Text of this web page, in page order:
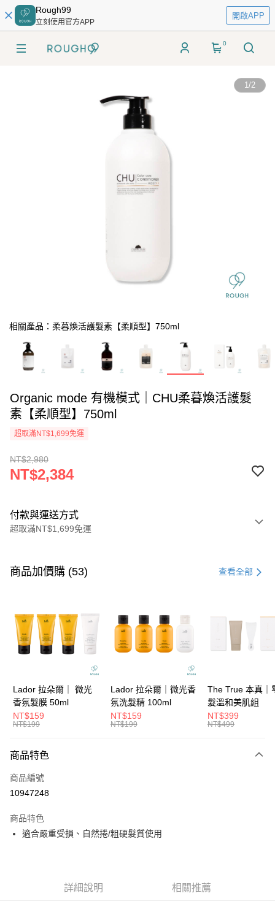
Rough99
立刻使用官方APP
開啟APP
0
1/2
相關產品：柔暮煥活護髮素【柔順型】750ml
Organic mode 有機模式｜CHU柔暮煥活護髮
素【柔順型】750ml
超取滿NT$1,699免運
NT$2,980
NT$2,384
付款與運送方式
超取滿NT$1,699免運
信用卡一次付款
3 期 0 利率 每期NT$794
合作金庫商業銀行
第一商業銀行
華南商業銀行
彰化商業銀行
兆豐國際商業銀行
臺灣中小企業銀行
台中商業銀行
匯豐（台灣）商業銀行
華泰商業銀行
聯邦商業銀行
元大商業銀行
台灣樂天信用卡公司
6 期 0 利率 每期 NT$397 21家銀行
合作金庫商業銀行
第一商業銀行
台北富邦商業銀行
國泰世華商業銀行
兆豐國際商業銀行
臺灣中小企業銀行
台中商業銀行
匯豐（台灣）商業銀行
聯邦商業銀行
玉山商業銀行
台灣樂天信用卡公司
超商取貨付款
Apple Pay
街口支付
相關說明
【大哥付你分期使用說明】
2.付款方式選擇「大哥付你分期」，訂單成立後會自動跳轉到大哥付的交易
流程，驗證手機門號後，選擇欲分期的期數、繳款截止日，確認付款後即完
成交易。
法說明評估內容。
【繳款方式說明】
運送方式
付款後全家取貨
商品加價購 (53) 查看全部
Lador 拉朵爾｜ 微光
香氛髮膜 50ml
NT$159
NT$199
Lador 拉朵爾｜微光香
氛洗髮精 100ml
NT$159
NT$199
The True 本真｜
髮溫和美肌組
NT$399
NT$499
商品特色
商品編號
10947248
商品特色
適合嚴重受損、自然捲/粗硬髮質使用
詳細說明 相關推薦